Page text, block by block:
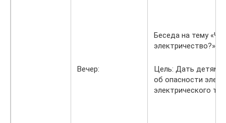
Вечер:
Беседа на тему
электричество?»
Цель: Дать детям
об опасности
электрического